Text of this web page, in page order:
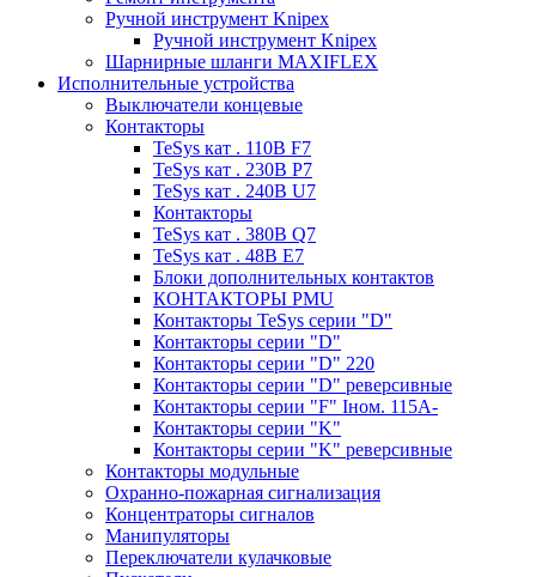
Ручной инструмент Knipex
Ручной инструмент Knipex
Шарнирные шланги MAXIFLEX
Исполнительные устройства
Выключатели концевые
Контакторы
TeSys кат . 110В F7
TeSys кат . 230В P7
TeSys кат . 240В U7
Контакторы
TeSys кат . 380В Q7
TeSys кат . 48В E7
Блоки дополнительных контактов
КОНТАКТОРЫ PMU
Контакторы TeSys серии "D"
Контакторы серии "D"
Контакторы серии "D" 220
Контакторы серии "D" реверсивные
Контакторы серии "F" Iном. 115А-
Контакторы серии "K"
Контакторы серии "K" реверсивные
Контакторы модульные
Охранно-пожарная сигнализация
Концентраторы сигналов
Манипуляторы
Переключатели кулачковые